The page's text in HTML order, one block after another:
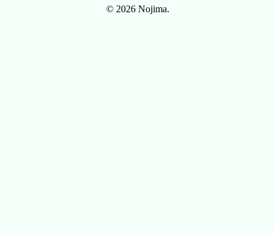
© 2026 Nojima.